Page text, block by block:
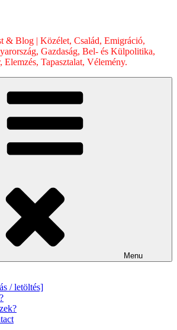
& Blog | Közélet, Család, Emigráció,
Gazdaság, Bel- és Külpolitika,
Tapasztalat, Vélemény.
Menu
/ letöltés]